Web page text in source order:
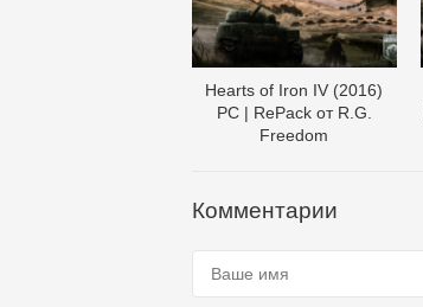
Hearts of Iron IV (2016)
PC | RePack от R.G.
Freedom
Комментарии